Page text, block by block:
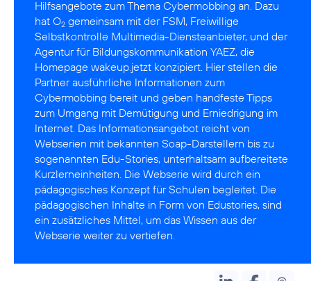
Hilfsangebote zum Thema Cybermobbing an. Dazu
hat O2 gemeinsam mit der FSM, Freiwillige
Selbstkontrolle Multimedia-Diensteanbieter, und der
Agentur für Bildungskommunikation YAEZ, die
Homepage wakeup.jetzt konzipiert. Hier stellen die
Partner ausführliche Informationen zum
Cybermobbing bereit und geben handfeste Tipps
zum Umgang mit Demütigung und Erniedrigung im
Internet. Das Informationsangebot reicht von
Webserien mit bekannten Soap-Darstellern bis zu
sogenannten Edu-Stories, unterhaltsam aufbereitete
Kurzlerneinheiten. Die Webserie wird durch ein
pädagogisches Konzept für Schulen begleitet. Die
pädagogischen Inhalte in Form von Edustories, sind
ein zusätzliches Mittel, um das Wissen aus der
Webserie weiter zu vertiefen.